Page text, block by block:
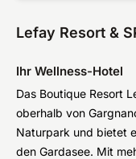
Lefay Resort &
Ihr Wellness-Hotel
Das Boutique Resort
oberhalb von
Naturpark und bietet
den Gardasee. Mit